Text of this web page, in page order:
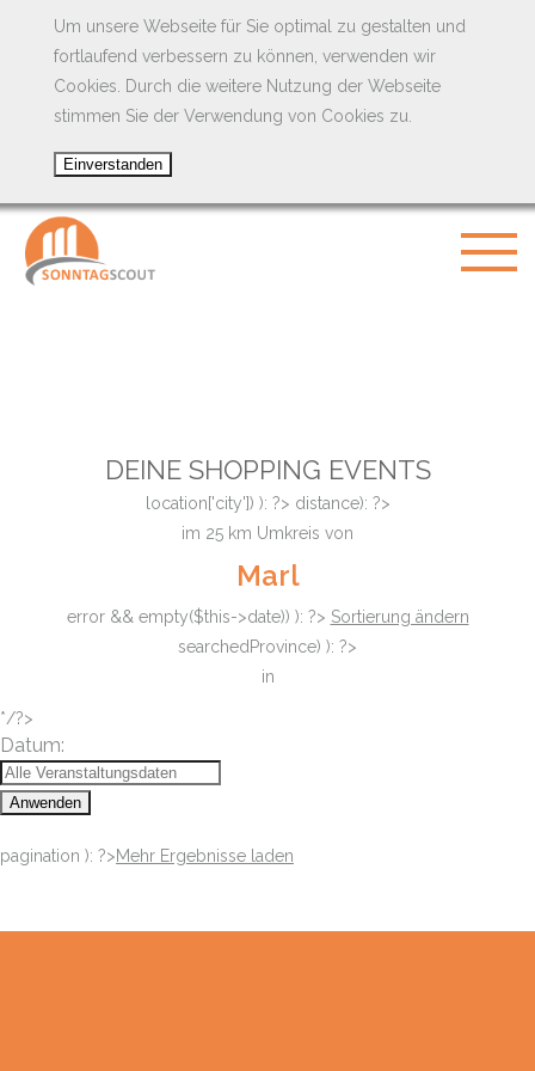
Um unsere Webseite für Sie optimal zu gestalten und
fortlaufend verbessern zu können, verwenden wir
Cookies. Durch die weitere Nutzung der Webseite
stimmen Sie der Verwendung von Cookies zu.
DEINE SHOPPING EVENTS
location['city']) ): ?> distance): ?>
im 25 km Umkreis von
Marl
error && empty($this->date)) ): ?> Sortierung ändern
searchedProvince) ): ?>
in
*/?>
Datum:
Anwenden
pagination ): ?>Mehr Ergebnisse laden